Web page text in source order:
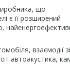
що
є її розширений
взаємодії зі
автоакустика,